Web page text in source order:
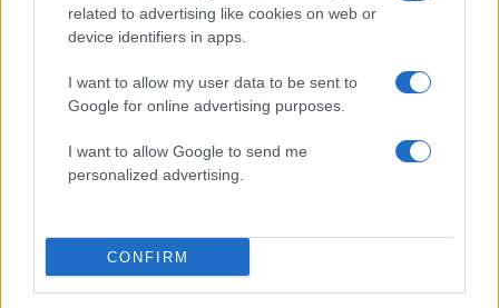
related to advertising like cookies on web or
device identifiers in apps.
I want to allow my user data to be sent to
Google for online advertising purposes.
I want to allow Google to send me
personalized advertising.
CONFIRM
Πιο δημοφιλή
Συγκίνηση στο τελευταίο αντίο στον Λάκη
Χαλκιά: Με την «Φάμπρικα», λαούτο και
κλαρίνα αποχαιρέτησαν την εμβληματική
φωτογραφία για την επέτειο θανάτου της
αδελφής του, Λένας